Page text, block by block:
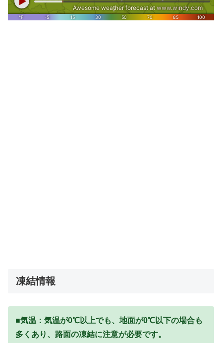
凍結情報
■気温：気温が0℃以上でも、地面が0℃以下の場合も
多くあり、路面の凍結に注意が必要です。